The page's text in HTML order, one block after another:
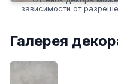
зависимости от
Галерея